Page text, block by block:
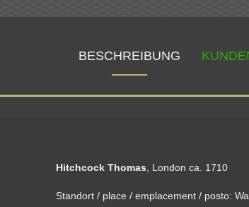
BESCHREIBUNG
Hitchcock Thomas , London ca. 1710
Standort / place / emplacement / posto: